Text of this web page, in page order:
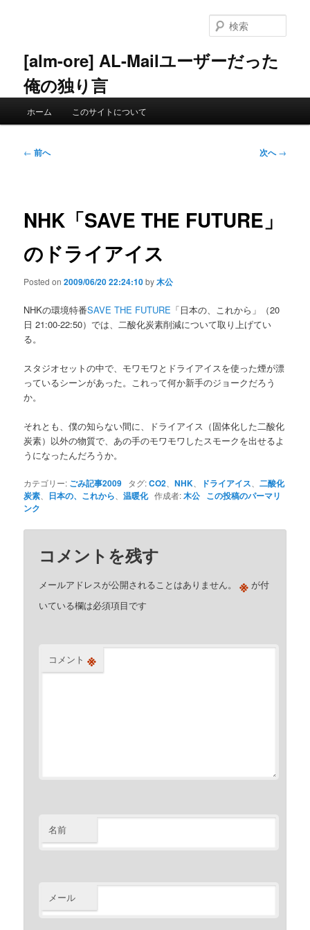
ン
へ
[alm-ore] AL-Mailユーザーだった
俺の独り言
索
ホーム このサイトについて
投
ー
ョ
ン
← 前へ 次へ→
NHK「SAVE THE FUTURE」
のドライアイス
Posted on2009/06/20 22:24:10by木公
NHKの環境特番SAVE THE FUTURE 「日本の、これから」（20
日 21:00-22:50）では、二酸化炭素削減について取り上げてい
る。
スタジオセットの中で、モワモワとドライアイスを使った煙が漂
っているシーンがあった。これって何か新手のジョークだろう
か。
それとも、僕の知らない間に、ドライアイス（固体化した二酸化
炭素）以外の物質で、あの手のモワモワしたスモークを出せるよ
うになったんだろうか。
カテゴリー: ごみ記事2009 タグ:CO2、NHK、 ドライアイス、二酸化
炭素、 日本の、これから、温暖化作成者:木公 この投稿のパーマリ
ンク
コメントを残す
メールアドレスが公開されることはありません。 ※ が付
いている欄は必須項目です
コメント ※
名前
メール